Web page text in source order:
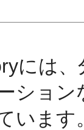
には
ショ
いま